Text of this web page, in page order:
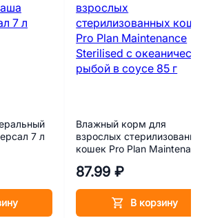
7 л
Влажный корм для
взрослых
кошек Pro Plan
рыбой в соусе 85 г
87.99 ₽
В корзину